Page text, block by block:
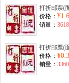
打折邮票(
价格：
销量：
打折邮票(
价格：
销量：